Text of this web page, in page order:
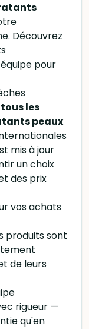
Découvrez
pour
tous les
peaux
mis à jour
un choix
des prix
vos achats
produits sont
de leurs
rigueur —
qu'en